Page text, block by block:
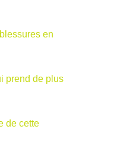
en
prend de plus
de cette